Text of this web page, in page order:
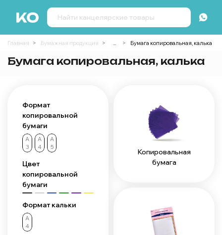
Главная Бумажная продукция ... Бумага копировальная, калька
Бумага копировальная, калька
Формат
копировальной
бумаги
А
3
А
4
А
5
Цвет
копировальной
бумаги
Формат кальки
А
4
Копировальная
бумага